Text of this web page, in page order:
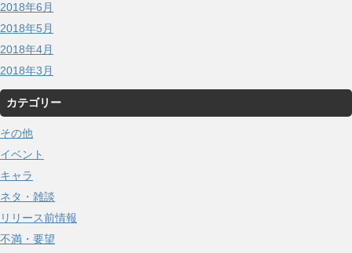
2018年6月
2018年5月
2018年4月
2018年3月
カテゴリー
その他
イベント
キャラ
ネタ・雑談
リリース前情報
不満・要望